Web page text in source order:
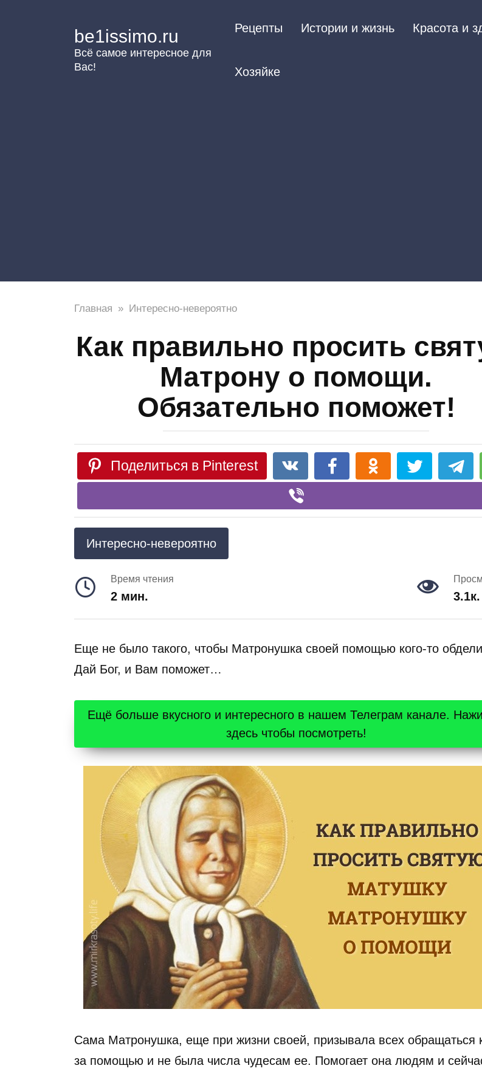
be1issimo.ru
Всё самое интересное для
Вас!
Рецепты Истории и жизнь Красота и
Хозяйке
Главная » Интересно-невероятно
Как правильно просить
Матрону о помощи.
Обязательно поможет!
Поделиться в Pinterest
Интересно-невероятно
Время чтения
2 мин. 3.1к.
Еще не было такого, чтобы Матронушка своей помощью кого-то
Дай Бог, и Вам поможет…
Ещё больше вкусного и интересного в нашем Телеграм канале.
здесь чтобы посмотреть!
Сама Матронушка, еще при жизни своей, призывала всех обращаться
за помощью и не была числа чудесам ее. Помогает она людям и